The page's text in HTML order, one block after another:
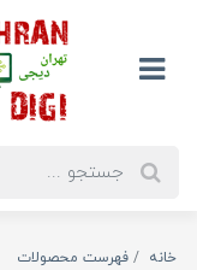
خانه
فهرست محصولات